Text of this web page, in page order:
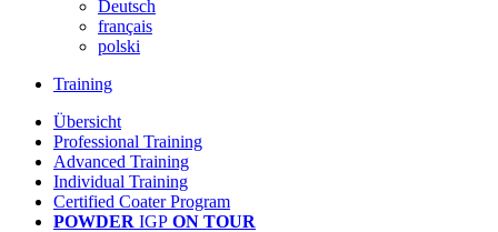
Deutsch
français
polski
Training
Übersicht
Professional Training
Advanced Training
Individual Training
Certified Coater Program
POWDER IGP ON TOUR